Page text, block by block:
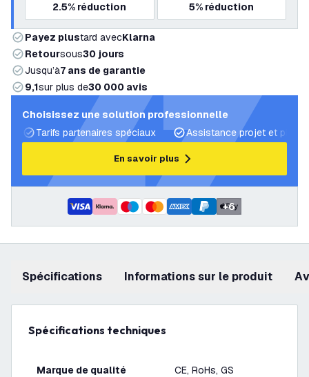
2.5% réduction
5% réduction
Payez plustard avecKlarna
Retoursous30 jours
Jusqu’à7 ans de garantie
9,1sur plus de30 000 avis
Choisissez une solution professionnelle
Tarifs partenaires spéciaux
Assistance projet et plans
En savoir plus
+6
Spécifications Informations sur le produit
Spécifications techniques
Marque de qualité CE, RoHs, GS